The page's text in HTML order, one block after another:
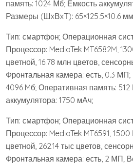
память: 1024 Мб; Емкость
Размеры (ШxВxТ): 65×125.5×10.6
Тип: смартфон; Операционная
Процессор: MediaTek MT6582M,
цветной, 16.78 млн цветов,
Фронтальная камера: есть, 0.3
4096 Mб; Оперативная память:
аккумулятора: 1750 мАч;
Тип: смартфон; Операционная
Процессор: MediaTek MT6591,
цветной, 262.14 тыс цветов,
Фронтальная камера: есть, 2 МП;